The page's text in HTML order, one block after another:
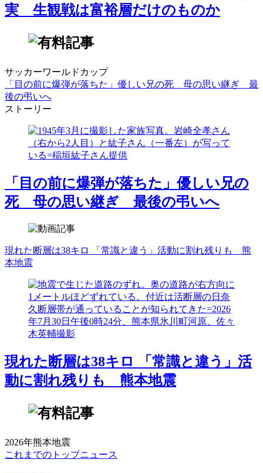
実 生観戦は富裕層だけのものか
サッカーワールドカップ
「目の前に爆弾が落ちた」優しい兄の死 母の思い継ぎ 最
後の弔いへ
ストーリー
「目の前に爆弾が落ちた」優しい兄の
死 母の思い継ぎ 最後の弔いへ
現れた断層は38キロ 「常識と違う」活動に割れ残りも 熊
本地震
現れた断層は38キロ 「常識と違う」活
動に割れ残りも 熊本地震
2026年熊本地震
これまでのトップニュース